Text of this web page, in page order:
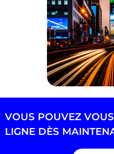
VOUS POUVEZ
LIGNE DÈS